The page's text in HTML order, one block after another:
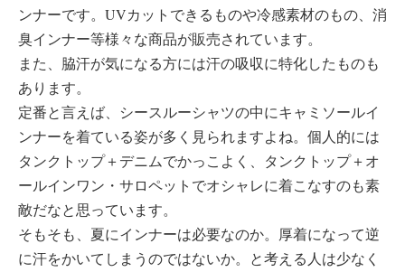
ンナーです。UVカットできるものや冷感素材のもの、消
臭インナー等様々な商品が販売されています。
また、脇汗が気になる方には汗の吸収に特化したものも
あります。
定番と言えば、シースルーシャツの中にキャミソールイ
ンナーを着ている姿が多く見られますよね。個人的には
タンクトップ＋デニムでかっこよく、タンクトップ＋オ
ールインワン・サロペットでオシャレに着こなすのも素
敵だなと思っています。
そもそも、夏にインナーは必要なのか。厚着になって逆
に汗をかいてしまうのではないか。と考える人は少なく